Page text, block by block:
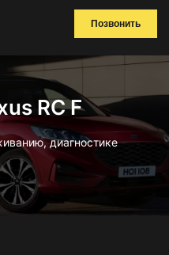
Позвонить
RC F
диагностике